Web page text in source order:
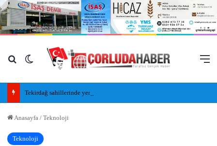
Arama yap ...
Dış görünümü değiştir
Anasayfa / Teknoloji
Teknoloji